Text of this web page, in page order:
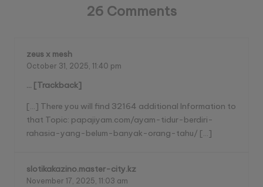
26 Comments
zeus x mesh
October 31, 2025, 11:40 pm
… [Trackback]
[…] There you will find 32164 additional Information to
that Topic: papajiyam.com/ayam-tidur-berdiri-
rahasia-yang-belum-banyak-orang-tahu/ […]
slotikakazino.master-city.kz
November 17, 2025, 11:03 am